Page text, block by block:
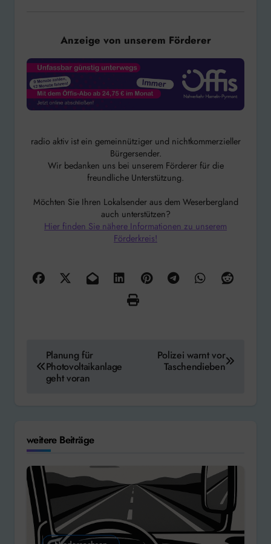
Anzeige von unserem Förderer
radio aktiv ist ein gemeinnütziger und nichtkommerzieller
Bürgersender.
Wir bedanken uns bei unserem Förderer für die
freundliche Unterstützung.
Möchten Sie Ihren Lokalsender aus dem Weserbergland
auch unterstützen?
Hier finden Sie nähere Informationen zu unserem
Förderkreis!
Planung für
Photovoltaikanlage
geht voran
Polizei warnt vor
Taschendieben
weitere Beiträge